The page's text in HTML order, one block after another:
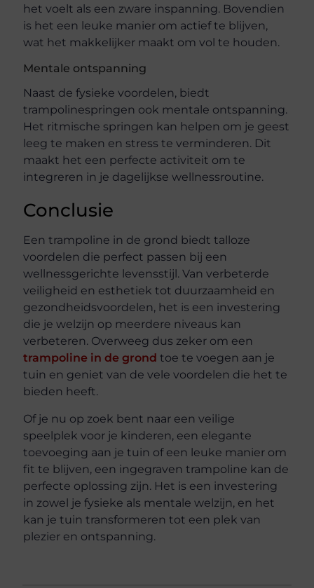
het voelt als een zware inspanning. Bovendien
is het een leuke manier om actief te blijven,
wat het makkelijker maakt om vol te houden.
Mentale ontspanning
Naast de fysieke voordelen, biedt
trampolinespringen ook mentale ontspanning.
Het ritmische springen kan helpen om je geest
leeg te maken en stress te verminderen. Dit
maakt het een perfecte activiteit om te
integreren in je dagelijkse wellnessroutine.
Conclusie
Een trampoline in de grond biedt talloze
voordelen die perfect passen bij een
wellnessgerichte levensstijl. Van verbeterde
veiligheid en esthetiek tot duurzaamheid en
gezondheidsvoordelen, het is een investering
die je welzijn op meerdere niveaus kan
verbeteren. Overweeg dus zeker om een
trampoline in de grond toe te voegen aan je
tuin en geniet van de vele voordelen die het te
bieden heeft.
Of je nu op zoek bent naar een veilige
speelplek voor je kinderen, een elegante
toevoeging aan je tuin of een leuke manier om
fit te blijven, een ingegraven trampoline kan de
perfecte oplossing zijn. Het is een investering
in zowel je fysieke als mentale welzijn, en het
kan je tuin transformeren tot een plek van
plezier en ontspanning.